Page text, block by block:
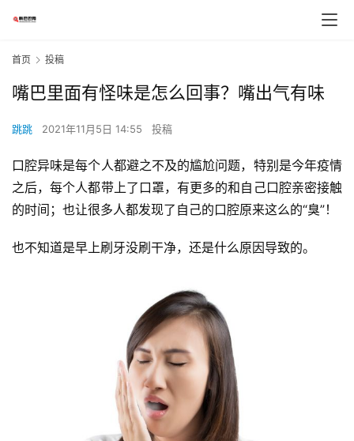
首页 投稿
嘴巴里面有怪味是怎么回事？嘴出气有味
跳跳 2021年11月5日 14:55 投稿
口腔异味是每个人都避之不及的尴尬问题，特别是今年疫情
之后，每个人都带上了口罩，有更多的和自己口腔亲密接触
的时间；也让很多人都发现了自己的口腔原来这么的“臭”！
也不知道是早上刷牙没刷干净，还是什么原因导致的。